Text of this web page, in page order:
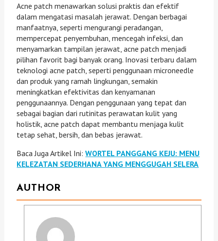
Acne patch menawarkan solusi praktis dan efektif
dalam mengatasi masalah jerawat. Dengan berbagai
manfaatnya, seperti mengurangi peradangan,
mempercepat penyembuhan, mencegah infeksi, dan
menyamarkan tampilan jerawat, acne patch menjadi
pilihan favorit bagi banyak orang. Inovasi terbaru dalam
teknologi acne patch, seperti penggunaan microneedle
dan produk yang ramah lingkungan, semakin
meningkatkan efektivitas dan kenyamanan
penggunaannya. Dengan penggunaan yang tepat dan
sebagai bagian dari rutinitas perawatan kulit yang
holistik, acne patch dapat membantu menjaga kulit
tetap sehat, bersih, dan bebas jerawat.
Baca Juga Artikel Ini:WORTEL PANGGANG KEJU: MENU
KELEZATAN SEDERHANA YANG MENGGUGAH SELERA
AUTHOR